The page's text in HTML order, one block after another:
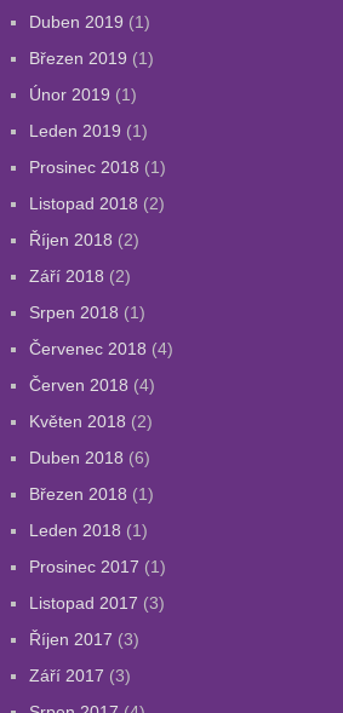
Duben 2019 (1)
Březen 2019 (1)
Únor 2019 (1)
Leden 2019 (1)
Prosinec 2018 (1)
Listopad 2018 (2)
Říjen 2018 (2)
Září 2018 (2)
Srpen 2018 (1)
Červenec 2018 (4)
Červen 2018 (4)
Květen 2018 (2)
Duben 2018 (6)
Březen 2018 (1)
Leden 2018 (1)
Prosinec 2017 (1)
Listopad 2017 (3)
Říjen 2017 (3)
Září 2017 (3)